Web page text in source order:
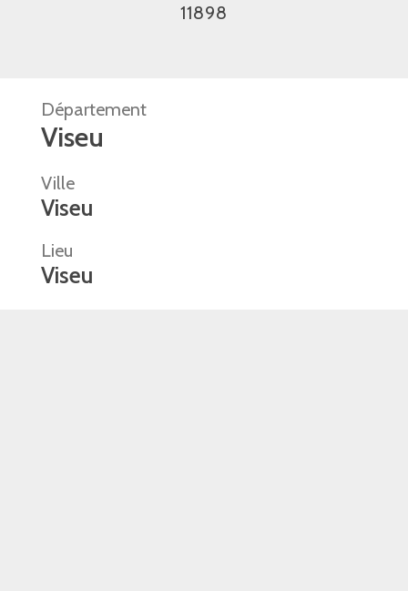
11898
Département
Viseu
Ville
Viseu
Lieu
Viseu